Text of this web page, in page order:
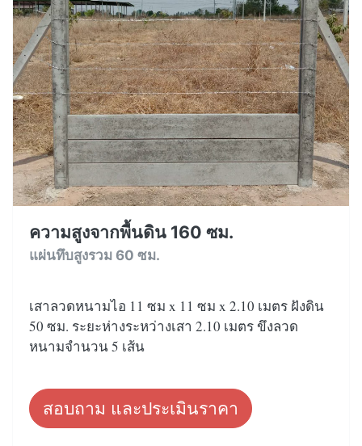
ความสูงจากพื้นดิน 160 ซม.
แผ่นทึบสูงรวม 60 ซม.
เสาลวดหนามไอ 11 ซม x 11 ซม x 2.10 เมตร ฝังดิน
50 ซม. ระยะห่างระหว่างเสา 2.10 เมตร ขึงลวด
หนามจำนวน 5 เส้น
สอบถาม และประเมินราคา